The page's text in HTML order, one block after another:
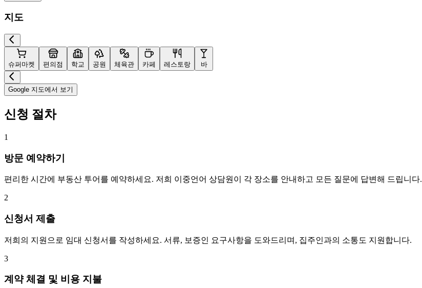
지도
슈퍼마켓 편의점 학교 공원 체육관 카페 레스토랑 바
Google 지도에서 보기
신청 절차
1
방문 예약하기
편리한 시간에 부동산 투어를 예약하세요. 저희 이중언어 상담원이 각 장소를 안내하고 모든 질문에 답변해 드립니다.
2
신청서 제출
저희의 지원으로 임대 신청서를 작성하세요. 서류, 보증인 요구사항을 도와드리며, 집주인과의 소통도 지원합니다.
3
계약 체결 및 비용 지불